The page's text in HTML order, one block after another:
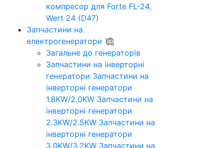
компресор для Forte FL-24,
Wert 24 (D47)
Запчастини на
електрогенератори
Загальне до генераторів
Запчастини на інверторні
генератори Запчастини на
інверторні генератори
1.8KW/2.0KW Запчастини на
інверторні генератори
2.3KW/2.5KW Запчастини на
інверторні генератори
3.0KW/3.2KW Запчастини на